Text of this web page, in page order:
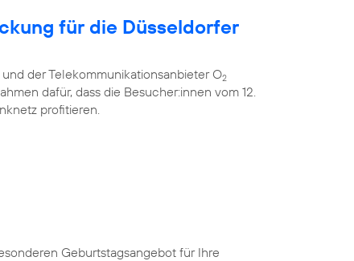
für die Düsseldorfer
der Telekommunikationsanbieter O2
dafür, dass die Besucher:innen vom 12.
profitieren.
Geburtstagsangebot für Ihre